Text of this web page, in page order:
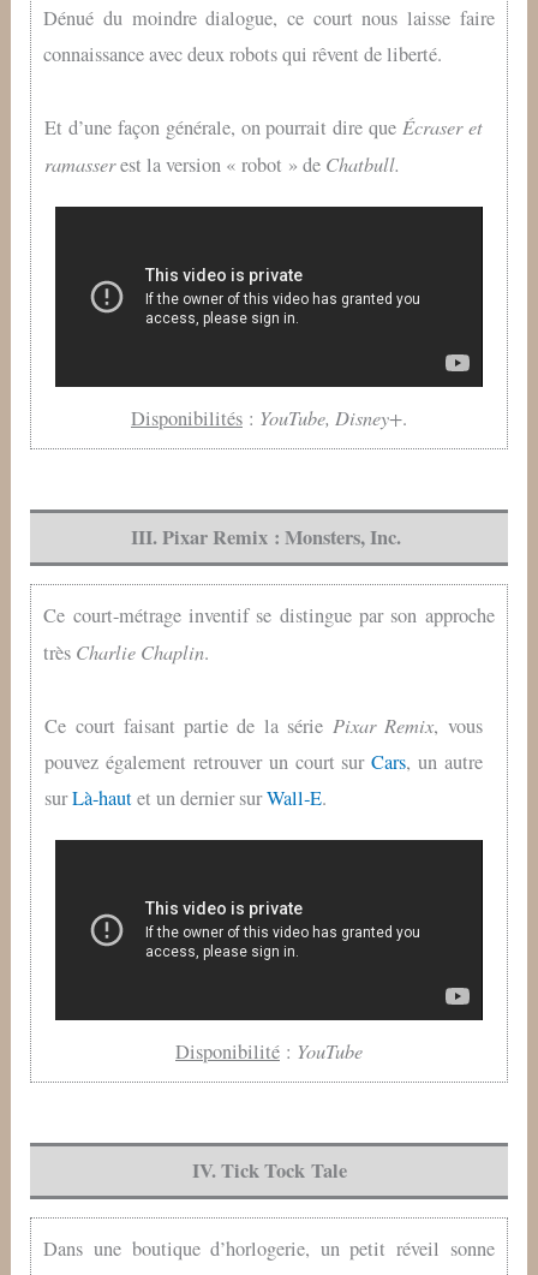
Dénué du moindre dialogue, ce court nous laisse faire
connaissance avec deux robots qui rêvent de liberté.
Et d’une façon générale, on pourrait dire que Écraser et
ramasserest la version « robot » de Chatbull.
Disponibilités : YouTube, Disney+.
III. Pixar Remix : Monsters, Inc.
Ce court-métrage inventif se distingue par son approche
très Charlie Chaplin.
Ce court faisant partie de la sériePixar Remix, vous
pouvez également retrouver un court surCars, un autre
surLà-hautet un dernier surWall‑E.
Disponibilité : YouTube
IV. Tick Tock Tale
Dans une boutique d’horlogerie, un petit réveil sonne